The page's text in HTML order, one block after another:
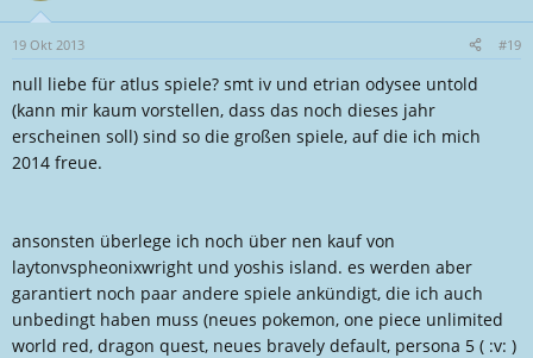
19 Okt 2013 #19
null liebe für atlus spiele? smt iv und etrian odysee untold
(kann mir kaum vorstellen, dass das noch dieses jahr
erscheinen soll) sind so die großen spiele, auf die ich mich
2014 freue.
ansonsten überlege ich noch über nen kauf von
laytonvspheonixwright und yoshis island. es werden aber
garantiert noch paar andere spiele ankündigt, die ich auch
unbedingt haben muss (neues pokemon, one piece unlimited
world red, dragon quest, neues bravely default, persona 5 ( :v: )